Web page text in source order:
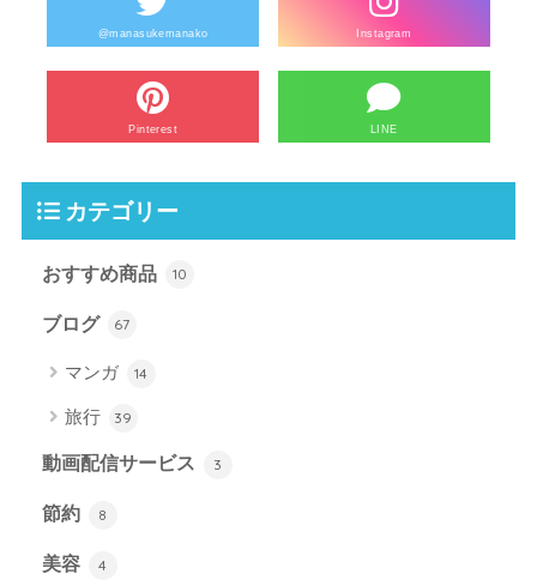
@manasukemanako Instagram
Pinterest LINE
カテゴリー
おすすめ商品 10
ブログ 67
マンガ 14
旅行 39
動画配信サービス 3
節約 8
美容 4